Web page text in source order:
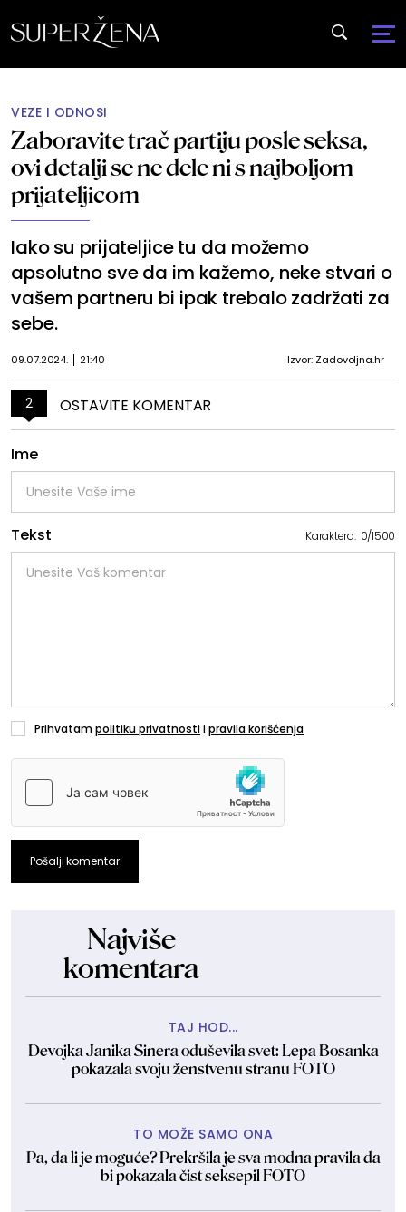
VEZE I ODNOSI
Zaboravite trač partiju posle seksa,
ovi detalji se ne dele ni s najboljom
prijateljicom
Iako su prijateljice tu da možemo
apsolutno sve da im kažemo, neke stvari o
vašem partneru bi ipak trebalo zadržati za
sebe.
09.07.2024. 21:40 Izvor: Zadovoljna.hr
2 OSTAVITE KOMENTAR
Ime
Tekst Karaktera: 0/1500
Prihvatampolitiku privatnostiipravila korišćenja
Pošalji komentar
Najviše
komentara
TAJ HOD...
Devojka Janika Sinera oduševila svet: Lepa Bosanka
pokazala svoju ženstvenu stranu FOTO
TO MOŽE SAMO ONA
Pa, da li je moguće? Prekršila je sva modna pravila da
bi pokazala čist seksepil FOTO